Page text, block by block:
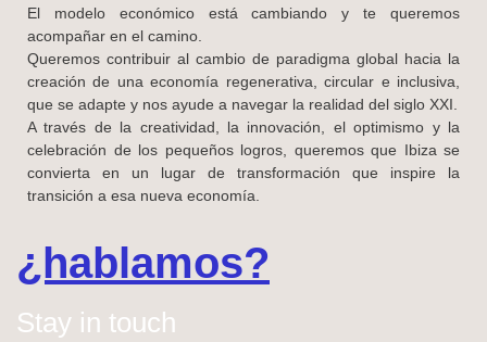
El modelo económico está cambiando y te queremos
acompañar en el camino.
Queremos contribuir al cambio de paradigma global hacia la
creación de una economía regenerativa, circular e inclusiva,
que se adapte y nos ayude a navegar la realidad del siglo XXI.
A través de la creatividad, la innovación, el optimismo y la
celebración de los pequeños logros, queremos que Ibiza se
convierta en un lugar de transformación que inspire la
transición a esa nueva economía.
¿hablamos?
Stay in touch